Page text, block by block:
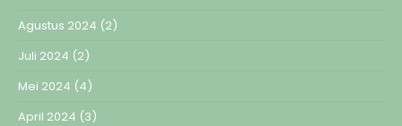
Agustus 2024 (2)
Juli 2024 (2)
Mei 2024 (4)
April 2024 (3)